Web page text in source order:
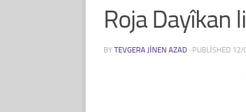
Roja Dayîkan
BY TEVGERA JINEN AZAD · PUBLISHED 12/